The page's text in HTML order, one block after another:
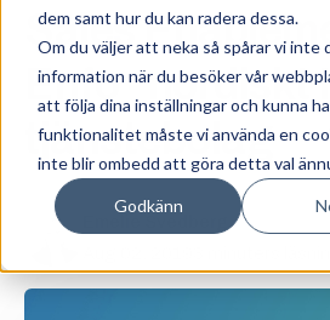
dem samt hur du kan radera dessa.
Om du väljer att neka så spårar vi inte
information när du besöker vår
att följa dina inställningar och kunna
funktionalitet måste vi använda en
inte blir ombedd att göra detta val
Godkänn
Sales
Enfo - nordiskt
tjänstebolag